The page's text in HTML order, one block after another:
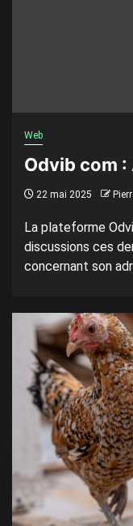
Web
Odvib com
22 mai 2025
La plateforme
discussions ces
concernant son